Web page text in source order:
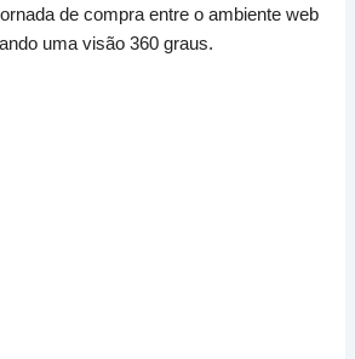
de compra entre o ambiente web
uma visão 360 graus.